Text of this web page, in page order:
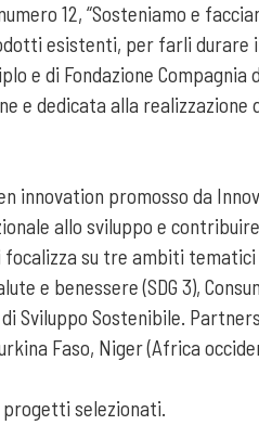
12, “Sosteniamo e
esistenti, per farli durare
e di Fondazione
e dedicata alla
innovation promosso da
allo sviluppo e
su tre ambiti tematici
e benessere (SDG 3),
Sviluppo Sostenibile.
Faso, Niger (Africa
selezionati.